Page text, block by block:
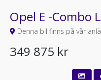
Opel E -Combo
Denna bil finns på vår
349 875 kr